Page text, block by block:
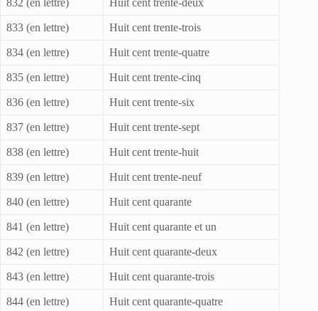
833 (en lettre) Huit cent trente-trois
834 (en lettre) Huit cent trente-quatre
835 (en lettre) Huit cent trente-cinq
836 (en lettre) Huit cent trente-six
837 (en lettre) Huit cent trente-sept
838 (en lettre) Huit cent trente-huit
839 (en lettre) Huit cent trente-neuf
840 (en lettre) Huit cent quarante
841 (en lettre) Huit cent quarante et un
842 (en lettre) Huit cent quarante-deux
843 (en lettre) Huit cent quarante-trois
844 (en lettre) Huit cent quarante-quatre